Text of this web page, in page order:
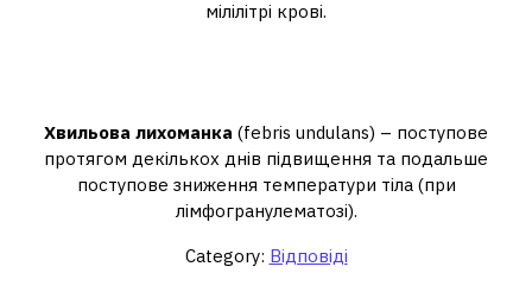
мілілітрі крові.
Хвильова лихоманка (febris undulans) – поступове
протягом декількох днів підвищення та подальше
поступове зниження температури тіла (при
лімфогранулематозі).
Category: Відповіді